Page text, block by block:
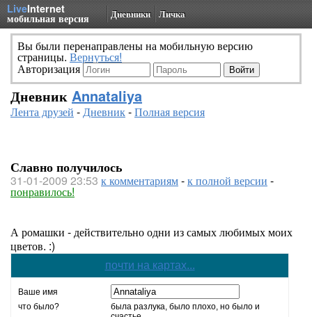
LiveInternet
мобильная версия Дневники Личка
Вы были перенаправлены на мобильную версию
страницы. Вернуться!
Авторизация
Дневник Annataliya
Лента друзей -Дневник-Полная версия
Славно получилось
31-01-2009 23:53 к комментариям-к полной версии -
понравилось!
А ромашки - действительно одни из самых любимых моих
цветов. :)
почти на картах...
Ваше имя
что было?
была разлука, было плохо, но было и